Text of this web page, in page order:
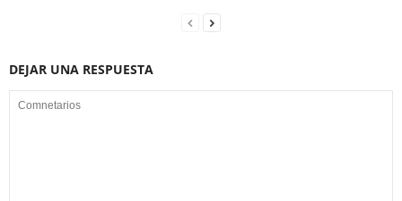
DEJAR UNA RESPUESTA